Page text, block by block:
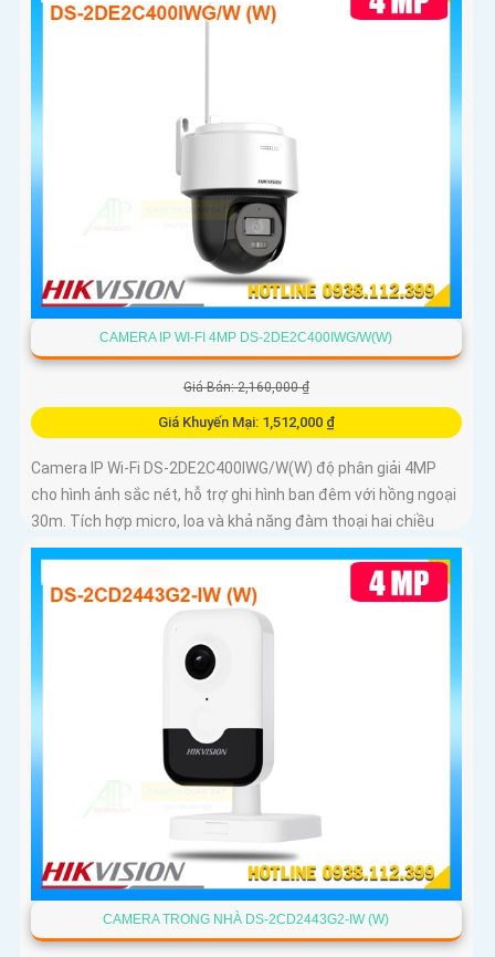
CAMERA IP WI-FI 4MP DS-2DE2C400IWG/W(W)
Giá Bán: 2,160,000 ₫
Giá Khuyến Mại: 1,512,000 ₫
Camera IP Wi-Fi DS-2DE2C400IWG/W(W) độ phân giải 4MP
cho hình ảnh sắc nét, hỗ trợ ghi hình ban đêm với hồng ngoại
30m. Tích hợp micro, loa và khả năng đàm thoại hai chiều
CAMERA TRONG NHÀ DS-2CD2443G2-IW (W)